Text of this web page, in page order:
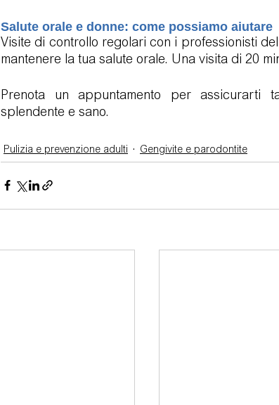
Salute orale e donne: come possiamo aiutare
Visite di controllo regolari con i professionisti
mantenere la tua salute orale. Una visita di 20
Prenota un appuntamento per assicurarti
splendente e sano.
Pulizia e prevenzione adulti Gengivite e parodontite